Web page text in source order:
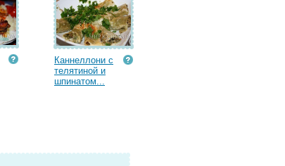
Каннеллони с
телятиной и
шпинатом...